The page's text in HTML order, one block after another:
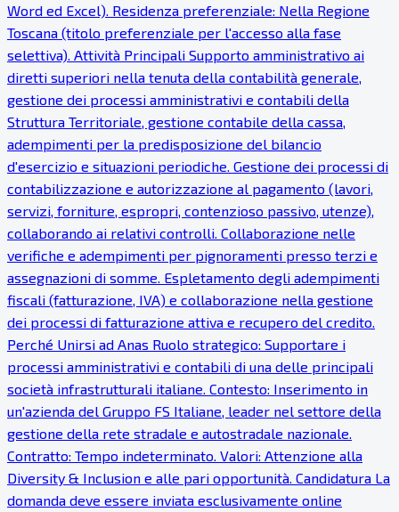
Word ed Excel). Residenza preferenziale: Nella Regione
Toscana (titolo preferenziale per l'accesso alla fase
selettiva). Attività Principali Supporto amministrativo ai
diretti superiori nella tenuta della contabilità generale,
gestione dei processi amministrativi e contabili della
Struttura Territoriale, gestione contabile della cassa,
adempimenti per la predisposizione del bilancio
d'esercizio e situazioni periodiche. Gestione dei processi di
contabilizzazione e autorizzazione al pagamento (lavori,
servizi, forniture, espropri, contenzioso passivo, utenze),
collaborando ai relativi controlli. Collaborazione nelle
verifiche e adempimenti per pignoramenti presso terzi e
assegnazioni di somme. Espletamento degli adempimenti
fiscali (fatturazione, IVA) e collaborazione nella gestione
dei processi di fatturazione attiva e recupero del credito.
Perché Unirsi ad Anas Ruolo strategico: Supportare i
processi amministrativi e contabili di una delle principali
società infrastrutturali italiane. Contesto: Inserimento in
un'azienda del Gruppo FS Italiane, leader nel settore della
gestione della rete stradale e autostradale nazionale.
Contratto: Tempo indeterminato. Valori: Attenzione alla
Diversity & Inclusion e alle pari opportunità. Candidatura La
domanda deve essere inviata esclusivamente online